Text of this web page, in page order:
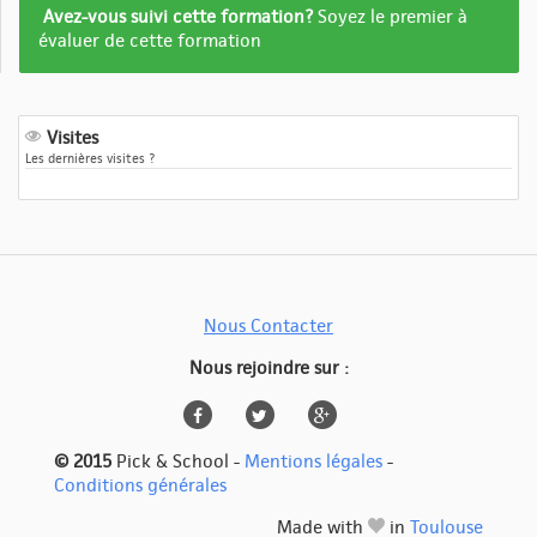
Formation
pas
Avez-vous suivi cette formation?Soyez le premier à
évaluer de cette formation
Visites
Les dernières visites ?
Nous Contacter
Nous rejoindre sur :
© 2015 Pick & School - Mentions légales -
Conditions générales
Made with
in Toulouse